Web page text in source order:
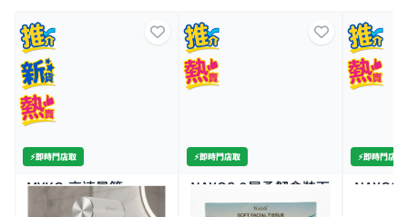
⚡️即時門店取
MYKO-高速風筒
1600W
⚡️即時門店取
NAXOS-2層柔韌盒裝面
紙3盒裝
⚡️即時門店取